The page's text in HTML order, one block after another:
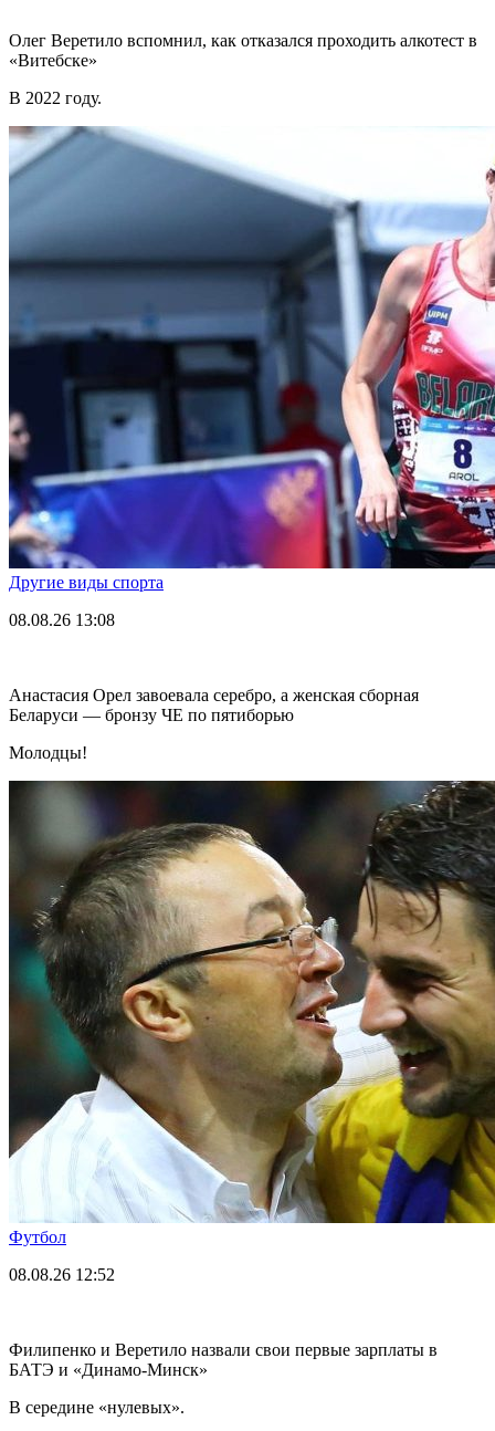
Олег Веретило вспомнил, как отказался проходить алкотест в
«Витебске»
В 2022 году.
Другие виды спорта
08.08.26 13:08
Анастасия Орел завоевала серебро, а женская сборная
Беларуси — бронзу ЧЕ по пятиборью
Молодцы!
Футбол
08.08.26 12:52
Филипенко и Веретило назвали свои первые зарплаты в
БАТЭ и «Динамо-Минск»
В середине «нулевых».